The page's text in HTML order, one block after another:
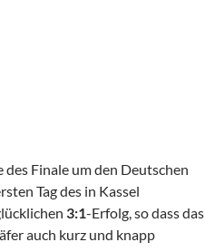
Finale um den Deutschen
Tag des in Kassel
3:1-Erfolg, so dass das
auch kurz und knapp